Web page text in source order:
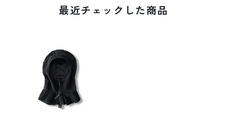
最近チェックした商品